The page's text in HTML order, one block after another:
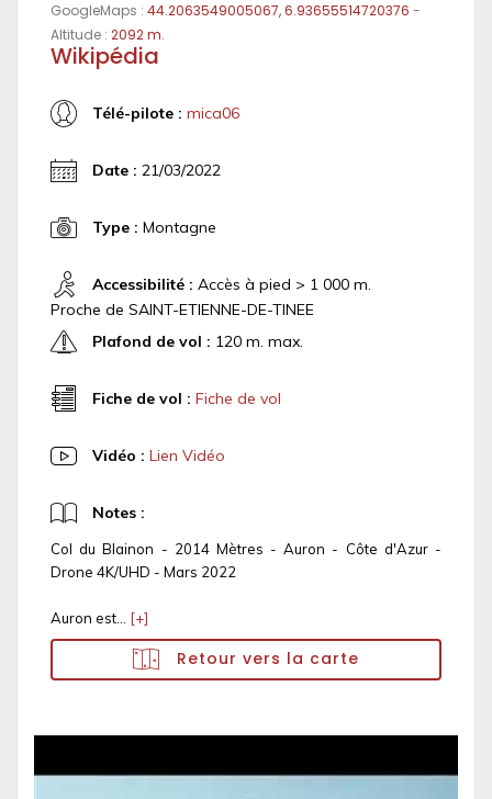
GoogleMaps : 44.2063549005067, 6.93655514720376 -
Altitude : 2092 m.
Wikipédia
Télé-pilote : mica06
Date : 21/03/2022
Type : Montagne
Accessibilité : Accès à pied > 1 000 m.
Proche de SAINT-ETIENNE-DE-TINEE
Plafond de vol : 120 m. max.
Fiche de vol : Fiche de vol
Vidéo : Lien Vidéo
Notes :
Col du Blainon - 2014 Mètres - Auron - Côte d'Azur -
Drone 4K/UHD - Mars 2022
Auron est... [+]
Retour vers la carte